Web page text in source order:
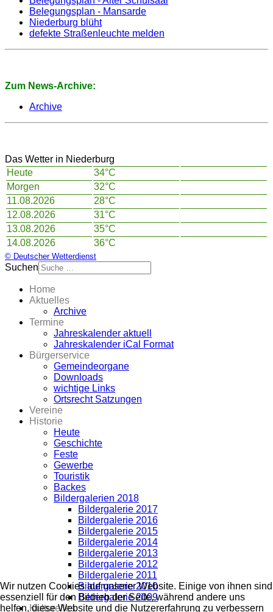
Belegungsplan - Mansarde
Niederburg blüht
defekte Straßenleuchte melden
Zum News-Archive:
Archive
Das Wetter in Niederburg
Heute
34°C
Morgen
32°C
11.08.2026
28°C
12.08.2026
31°C
13.08.2026
35°C
14.08.2026
36°C
© Deutscher Wetterdienst
Suchen
Home
Aktuelles
Archive
Termine
Jahreskalender aktuell
Jahreskalender iCal Format
Bürgerservice
Gemeindeorgane
Downloads
wichtige Links
Ortsrecht Satzungen
Vereine
Historie
Heute
Geschichte
Feste
Gewerbe
Touristik
Backes
Bildergalerien 2018
Bildergalerie 2017
Bildergalerie 2016
Bildergalerie 2015
Bildergalerie 2014
Bildergalerie 2013
Bildergalerie 2012
Bildergalerie 2011
Bildergalerie 2010
Bildergalerie 2009
Kulturelles
Wir nutzen Cookies auf unserer Website. Einige von ihnen sind
essenziell für den Betrieb der Seite, während andere uns
helfen, diese Website und die Nutzererfahrung zu verbessern